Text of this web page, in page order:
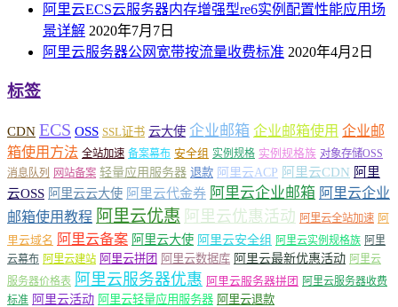
阿里云ECS云服务器内存增强型re6实例配置性能应用场
景详解 2020年7月7日
阿里云服务器公网宽带按流量收费标准 2020年4月2日
标签
CDN ECS OSS SSL证书 云大使 企业邮箱 企业邮箱使用 企业邮
箱使用方法 全站加速 备案幕布 安全组 实例规格 实例规格族 对象存储OSS
消息队列
网站备案 轻量应用服务器 退款 阿里云ACP 阿里云CDN 阿里
云OSS 阿里云云大使 阿里云代金券 阿里云企业邮箱 阿里云企业
邮箱使用教程 阿里云优惠 阿里云优惠活动 阿里云全站加速 阿
里云域名 阿里云备案 阿里云大使 阿里云安全组 阿里云实例规格族 阿里
云幕布 阿里云建站 阿里云拼团 阿里云数据库 阿里云最新优惠活动 阿里云
服务器价格表 阿里云服务器优惠 阿里云服务器拼团 阿里云服务器收费
标准 阿里云活动 阿里云轻量应用服务器 阿里云退款